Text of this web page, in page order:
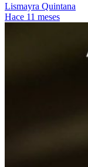
Lismayra Quintana
Hace 11 meses